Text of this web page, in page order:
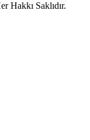
Hakkı Saklıdır.